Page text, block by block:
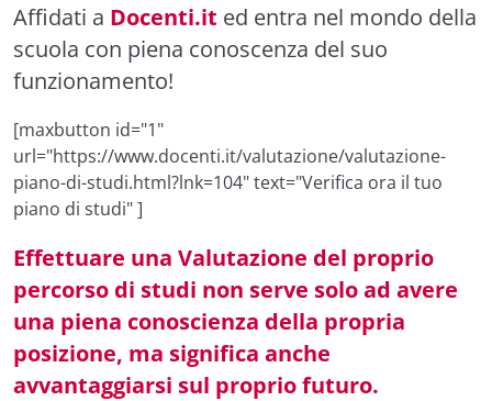
Affidati a Docenti.it ed entra nel mondo della
scuola con piena conoscenza del suo
funzionamento!
[maxbutton id="1"
url="https://www.docenti.it/valutazione/valutazione-
piano-di-studi.html?lnk=104" text="Verifica ora il tuo
piano di studi" ]
Effettuare una Valutazione del proprio
percorso di studi non serve solo ad avere
una piena conoscienza della propria
posizione, ma significa anche
avvantaggiarsi sul proprio futuro.